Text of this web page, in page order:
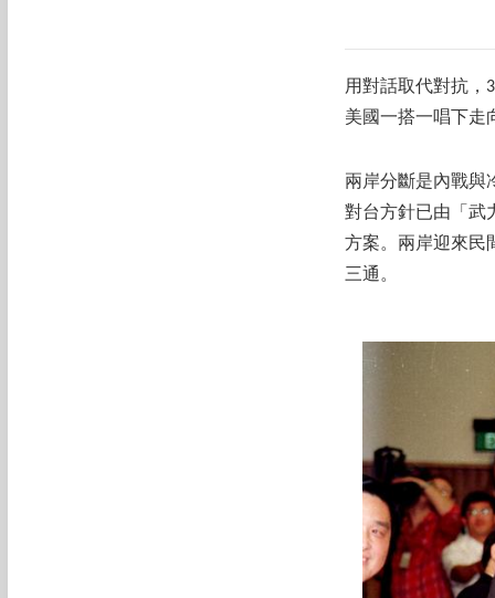
用對話取代對抗，
美國一搭一唱下走
兩岸分斷是內戰與
對台方針已由「武
方案。兩岸迎來民
三通。